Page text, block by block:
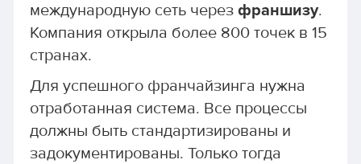
международную сеть через франшизу.
Компания открыла более 800 точек в 15
странах.
Для успешного франчайзинга нужна
отработанная система. Все процессы
должны быть стандартизированы и
задокументированы. Только тогда